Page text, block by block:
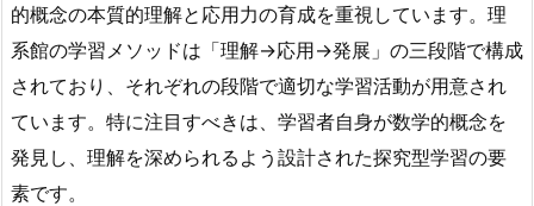
的概念の本質的理解と応用力の育成を重視しています。理
系館の学習メソッドは「理解→応用→発展」の三段階で構成
されており、それぞれの段階で適切な学習活動が用意され
ています。特に注目すべきは、学習者自身が数学的概念を
発見し、理解を深められるよう設計された探究型学習の要
素です。